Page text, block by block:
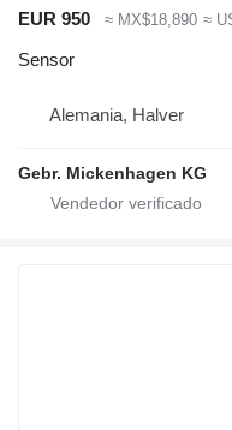
EUR 950 ≈ MX$18,890 ≈
Sensor
Alemania, Halver
Gebr. Mickenhagen KG